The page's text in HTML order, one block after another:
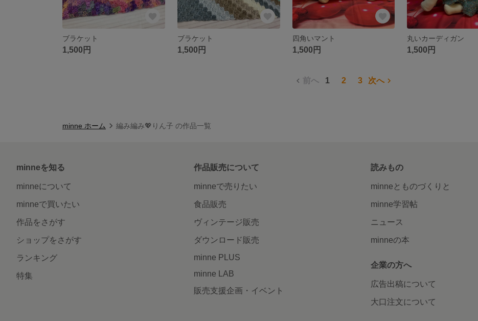
ブラケット
1,500円
ブラケット
1,500円
四角いマント
1,500円
丸いカーディガン
1,500円
前へ 1 2 3 次へ
minne ホーム 編み編み💖りん子 の作品一覧
minneを知る
minneについて
minneで買いたい
作品をさがす
ショップをさがす
ランキング
特集
作品販売について
minneで売りたい
食品販売
ヴィンテージ販売
ダウンロード販売
minne PLUS
minne LAB
販売支援企画・イベント
読みもの
minneとものづくりと
minne学習帖
ニュース
minneの本
企業の方へ
広告出稿について
大口注文について